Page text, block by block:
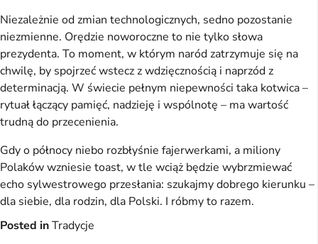
Niezależnie od zmian technologicznych, sedno pozostanie
niezmienne. Orędzie noworoczne to nie tylko słowa
prezydenta. To moment, w którym naród zatrzymuje się na
chwilę, by spojrzeć wstecz z wdzięcznością i naprzód z
determinacją. W świecie pełnym niepewności taka kotwica –
rytuał łączący pamięć, nadzieję i wspólnotę – ma wartość
trudną do przecenienia.
Gdy o północy niebo rozbłyśnie fajerwerkami, a miliony
Polaków wzniesie toast, w tle wciąż będzie wybrzmiewać
echo sylwestrowego przesłania: szukajmy dobrego kierunku –
dla siebie, dla rodzin, dla Polski. I róbmy to razem.
Posted inTradycje